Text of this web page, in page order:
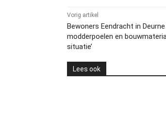
Vorig artikel
Bewoners Eendracht in
modderpoelen en
situatie’
Lees ook